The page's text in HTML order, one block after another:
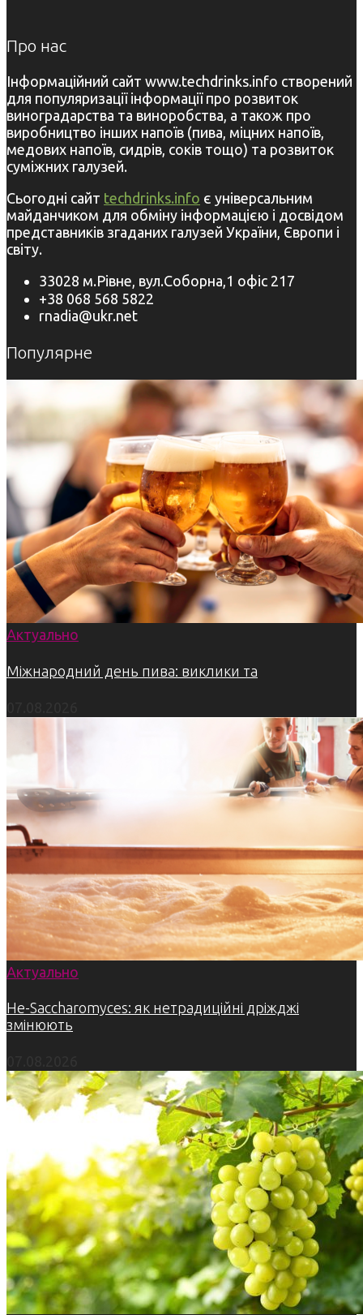
Про нас
Інформаційний сайт www.techdrinks.info створений
для популяризації інформації про розвиток
виноградарства та виноробства, а також про
виробництво інших напоїв (пива, міцних напоїв,
медових напоїв, сидрів, соків тощо) та розвиток
суміжних галузей.
Сьогодні сайт techdrinks.info є універсальним
майданчиком для обміну інформацією і досвідом
представників згаданих галузей України, Європи і
світу.
33028 м.Рівне, вул.Соборна,1 офіс 217
+38 068 568 5822
rnadia@ukr.net
Популярне
Актуально
Міжнародний день пива: виклики та
Актуально
Не-Saccharomyces: як нетрадиційні дріжджі
змінюють